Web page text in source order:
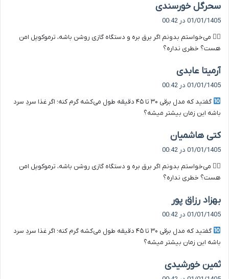
سحرگل خورسندی
:
01/01/1405 در 00:42
۹️⃣ می‌خواستم بدونم اگر برق بره و دستگاه گازی روشن باشه، ترموکوپل امن
هست؟ خطری نداره؟
آرمیتا عابدی
ف
:
01/01/1405 در 00:42
گفتید که مدل برقی ۳۰ تا ۴۵ دقیقه طول می‌کشه گرم کنه؛ اگر غذا سردِ سرد
باشه این زمان بیشتر میشه؟
کتی هاشمیان
ف
:
01/01/1405 در 00:42
۹️⃣ می‌خواستم بدونم اگر برق بره و دستگاه گازی روشن باشه، ترموکوپل امن
هست؟ خطری نداره؟
بهزاد رزاق پور
ف
:
01/01/1405 در 00:42
گفتید که مدل برقی ۳۰ تا ۴۵ دقیقه طول می‌کشه گرم کنه؛ اگر غذا سردِ سرد
باشه این زمان بیشتر میشه؟
ثمین خورشیدی
ف